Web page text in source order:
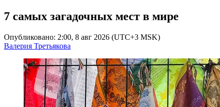
7 самых загадочных мест в мире
Опубликовано: 2:00, 8 авг 2026 (UTC+3 MSK)
Валерия Третьякова